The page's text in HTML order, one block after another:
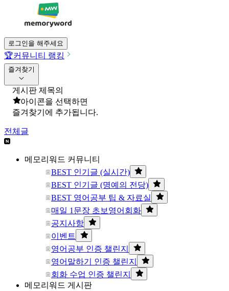
로그인을 해주세요
🏆커뮤니티 랭킹
즐겨찾기
게시판 제목의
아이콘을 선택하면
즐겨찾기에 추가됩니다.
전체글
메모리워드 커뮤니티
BEST 인기글 (실시간)
BEST 인기글 (명예의 전당)
BEST 영어공부 팁 & 자료실
매일 1문장 초보영어회화
공지사항
이벤트
영어공부 인증 챌린지
영어말하기 인증 챌린지
회화 수업 인증 챌린지
메모리워드 게시판